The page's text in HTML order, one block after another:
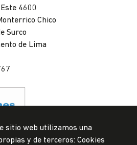
4600
Chico
Surco
de Lima
sitio web utilizamos una
y de terceros: Cookies